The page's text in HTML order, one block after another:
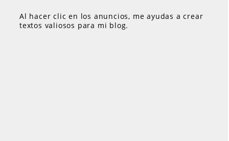
Al hacer clic en los anuncios, me ayudas a crear
textos valiosos para mi blog.